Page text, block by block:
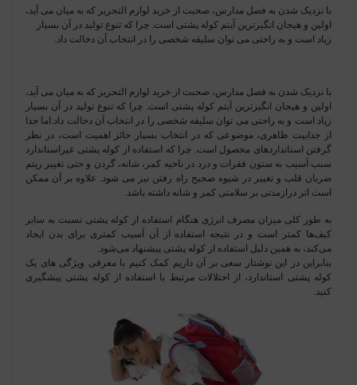
با نزدیک شدن به فصل مدارس، صحبت از خرید لوازم التحریر که به میان می آید،
اولین و هیجان انگیزترین آیتم کوله پشتی است. چرا که تنوع تولید در آن بسیار
زیاد است و به راحتی می توان سلیقه شخصی را در انتخاب آن دخالت داد.
با نزدیک شدن به فصل مدارس، صحبت از خرید لوازم التحریر که به میان می آید،
اولین و هیجان انگیزترین آیتم کوله پشتی است. چرا که تنوع تولید در آن بسیار
زیاد است و به راحتی می توان سلیقه شخصی را در انتخاب آن دخالت داد.اما جدا
از جذابیت ظاهری، موضوعی که در انتخاب بسیار حائز اهمیت است، در نظر
گرفتن استانداردهای محصول است. چرا که استفاده از کوله پشتی غیراستاندارد
سبب آسیب به ستون فقرات و درد در ناحیه کمر، شانه، گردن و حتی تغییر ریتم
ضربان قلب و تغییر در شیوه صحیح راه رفتن نیز می شود. علاوه بر آن ممکن
است اثر درازمدتی بر سلامتی کمر و شانه داشته باشد.
به طور کلی میزان مصرف انرژی هنگام استفاده از کوله پشتی نسبت به سایر
کیف‌ها کمتر است و در نتیجه استفاده از آن آسیب کمتری برای بدن ایجاد
می‌کند، به همین دلیل استفاده از کوله پشتی پیشنهاد می‌شود.
بنابراین در این نوشتار سعی بر آن داریم کمک کنیم با معرفی ویژگی های یک
کوله پشتی استاندارد، از اختلالات مرتبط با استفاده از کوله پشتی پیشگیری
کنید.